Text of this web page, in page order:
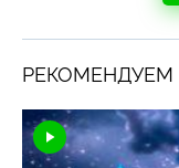
РЕКОМЕНДУЕМ